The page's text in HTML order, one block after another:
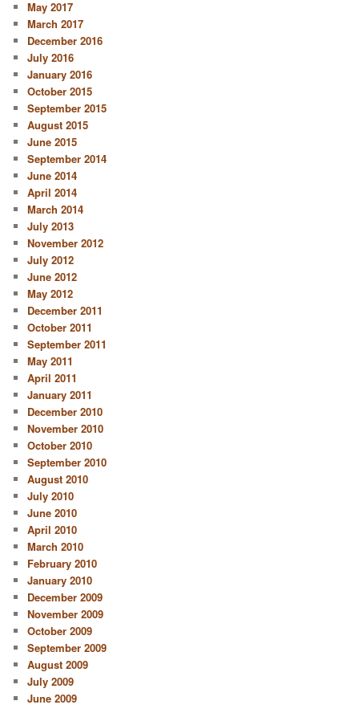
May 2017
March 2017
December 2016
July 2016
January 2016
October 2015
September 2015
August 2015
June 2015
September 2014
June 2014
April 2014
March 2014
July 2013
November 2012
July 2012
June 2012
May 2012
December 2011
October 2011
September 2011
May 2011
April 2011
January 2011
December 2010
November 2010
October 2010
September 2010
August 2010
July 2010
June 2010
April 2010
March 2010
February 2010
January 2010
December 2009
November 2009
October 2009
September 2009
August 2009
July 2009
June 2009